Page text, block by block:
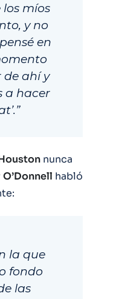
míos
y no
en
de ahí y
a hacer
nunca
O’Donnell habló
la que
fondo
las